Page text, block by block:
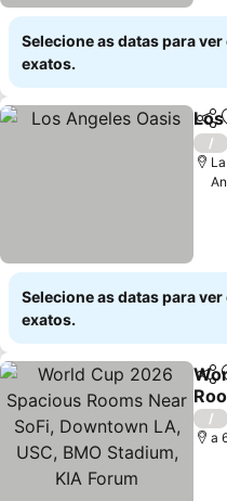
Selecione as datas para
exatos.
/
Selecione as datas para
exatos.
Ver
/
a